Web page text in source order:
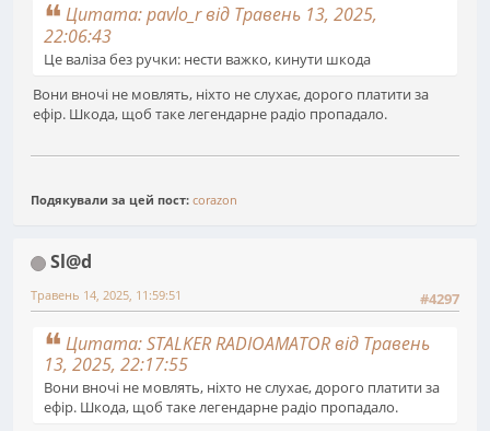
Цитата: pavlo_r від Травень 13, 2025,
22:06:43
Це валіза без ручки: нести важко, кинути шкода
Вони вночі не мовлять, ніхто не слухає, дорого платити за
ефір. Шкода, щоб таке легендарне радіо пропадало.
Подякували за цей пост: corazon
Sl@d
#4297
Травень 14, 2025, 11:59:51
Цитата: STALKER RADIOAMATOR від Травень
13, 2025, 22:17:55
Вони вночі не мовлять, ніхто не слухає, дорого платити за
ефір. Шкода, щоб таке легендарне радіо пропадало.